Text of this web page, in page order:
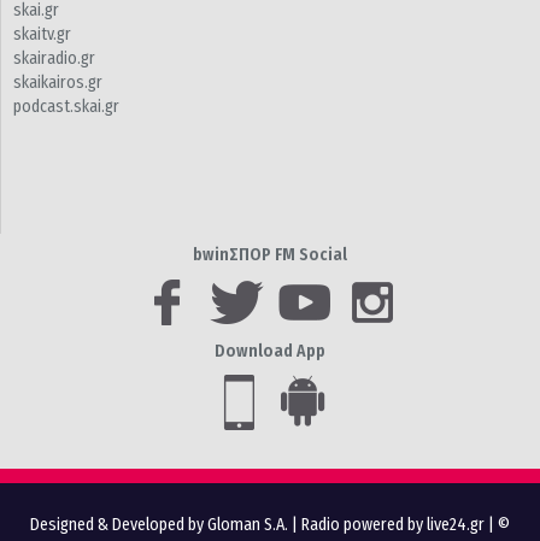
skai.gr
skaitv.gr
skairadio.gr
skaikairos.gr
podcast.skai.gr
bwinΣΠΟΡ FM Social
Download App
Designed & Developed by Gloman S.A. Radio powered by live24.gr | ©